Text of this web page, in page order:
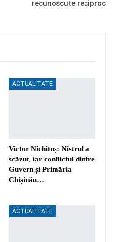
recunoscute reciproc
ACTUALITATE
Victor Nichituș: Nistrul a
scăzut, iar conflictul dintre
Guvern și Primăria
Chișinău…
ACTUALITATE